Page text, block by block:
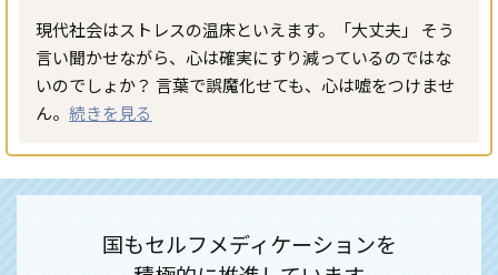
現代社会はストレスの温床といえます。「大丈夫」 そう
言い聞かせながら、心は確実にすり減っているのではな
いのでしょか？ 言葉で誤魔化せても、心は嘘をつけませ
ん。 続きを見る
国もセルフメディケーションを